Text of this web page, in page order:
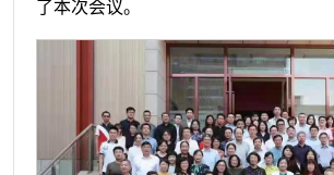
了本次会议。